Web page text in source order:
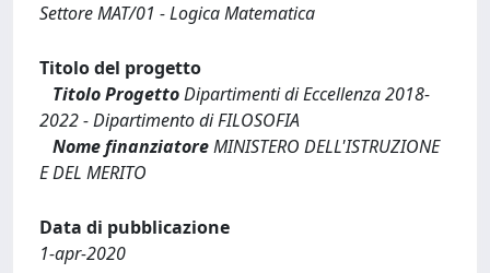
Settore MAT/01 - Logica Matematica
Titolo del progetto
Titolo ProgettoDipartimenti di Eccellenza 2018-
2022 - Dipartimento di FILOSOFIA
Nome finanziatoreMINISTERO DELL'ISTRUZIONE
E DEL MERITO
Data di pubblicazione
1-apr-2020